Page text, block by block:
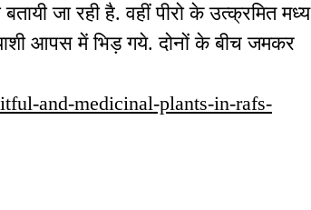
जा रही है. वहीं पीरो के उत्क्रमित मध्य
आपस में भिड़ गये. दोनों के बीच जमकर
and-medicinal-plants-in-rafs-